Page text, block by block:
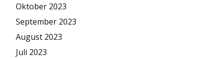
Oktober 2023
September 2023
August 2023
Juli 2023